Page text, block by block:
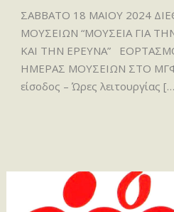
ΣΑΒΒΑΤΟ 18 ΜΑΙΟΥ 2024
ΜΟΥΣΕΙΩΝ “ΜΟΥΣΕΙΑ ΓΙΑ
ΚΑΙ ΤΗΝ ΕΡΕΥΝΑ”
ΗΜΕΡΑΣ ΜΟΥΣΕΙΩΝ ΣΤΟ
είσοδος – Ώρες λειτουργίας